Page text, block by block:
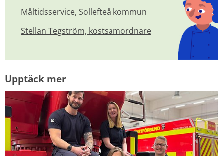
Måltidsservice, Sollefteå kommun
Stellan Tegström, kostsamordnare
Upptäck mer